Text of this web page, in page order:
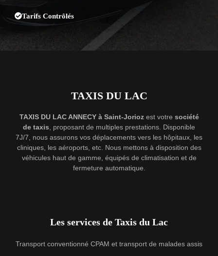
Tarifs Contrôlés
TAXIS DU LAC
TAXIS DU LAC ANNECY à Saint-Joriozest votre société
de taxis , proposant de multiples prestations. Disponible
7J/7, nous assurons vos déplacements vers les hôpitaux, les
cliniques, les aéroports, etc. Nous mettons à disposition des
véhicules haut de gamme, équipés de climatisation et de
fermeture automatique.
Les services de Taxis du Lac
Transport conventionné CPAM et transport de malades assis